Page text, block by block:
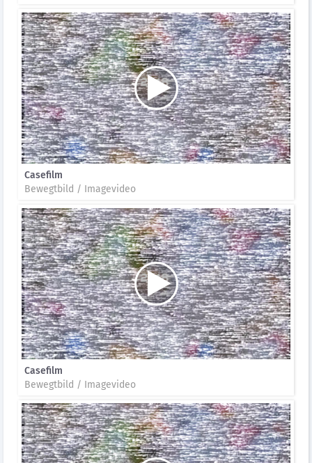
Casefilm
Bewegtbild / Imagevideo
Casefilm
Bewegtbild / Imagevideo